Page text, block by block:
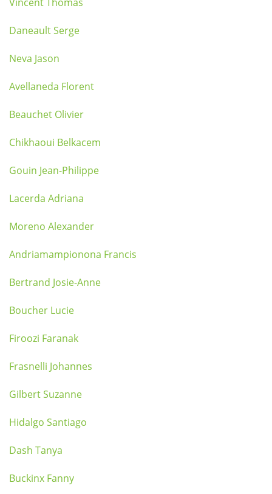
Daneault Serge
Neva Jason
Avellaneda Florent
Beauchet Olivier
Chikhaoui Belkacem
Gouin Jean-Philippe
Lacerda Adriana
Moreno Alexander
Andriamampionona Francis
Bertrand Josie-Anne
Boucher Lucie
Firoozi Faranak
Frasnelli Johannes
Gilbert Suzanne
Hidalgo Santiago
Dash Tanya
Buckinx Fanny